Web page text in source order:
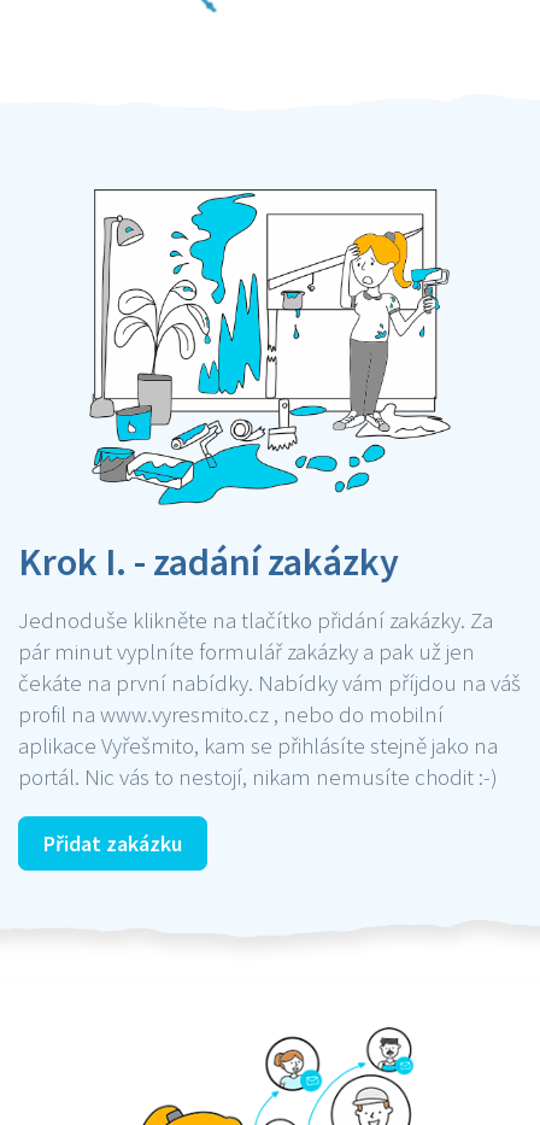
Krok I. - zadání zakázky
Jednoduše klikněte na tlačítko přidání zakázky. Za
pár minut vyplníte formulář zakázky a pak už jen
čekáte na první nabídky. Nabídky vám příjdou na váš
profil na www.vyresmito.cz , nebo do mobilní
aplikace Vyřešmito, kam se přihlásíte stejně jako na
portál. Nic vás to nestojí, nikam nemusíte chodit :-)
Přidat zakázku